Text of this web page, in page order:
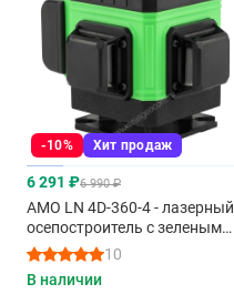
-10% Хит продаж
6 291 ₽6 990 ₽
AMO LN 4D-360-4 - лазерный
осепостроитель с зеленым
лучом
10
В наличии